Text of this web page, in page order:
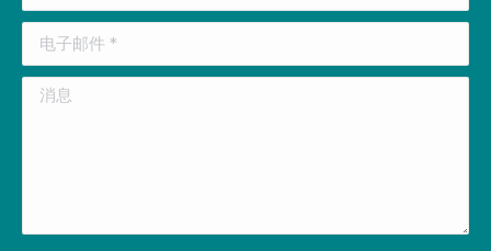
new
window
new
window
new
window
newnew
电子邮件 *
消息